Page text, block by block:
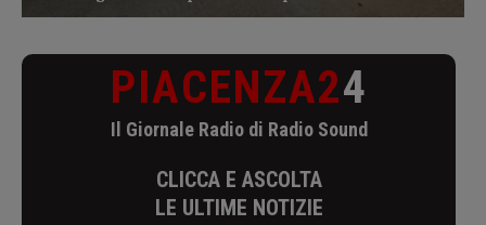
PIACENZA24
Il Giornale Radio di Radio Sound
CLICCA E ASCOLTA
LE ULTIME NOTIZIE